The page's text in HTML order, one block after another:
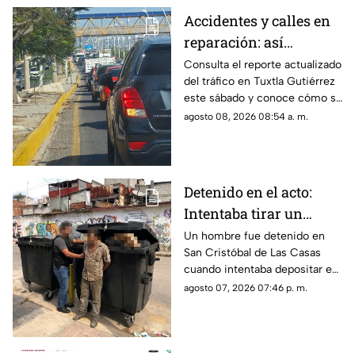
Accidentes y calles en
reparación: así
amanece el tráfico en
Tuxtla Gutiérrez hoy
sábado 8 de agosto
Consulta el reporte actualizado
del tráfico en Tuxtla Gutiérrez
este sábado y conoce cómo se
encuentra la circulación en las
agosto 08, 2026 08:54 a. m.
Detenido en el acto:
Intentaba tirar un
becerro muerto en un
contenedor de basura
en SCLC
Un hombre fue detenido en
San Cristóbal de Las Casas
cuando intentaba depositar en
un contenedor un costal que
agosto 07, 2026 07:46 p. m.